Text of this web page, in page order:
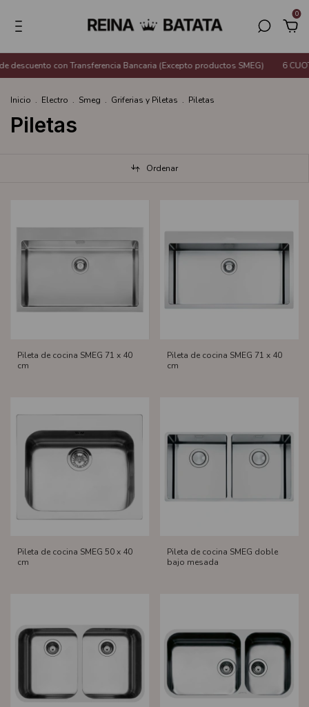
0
descuento con Transferencia Bancaria (Excepto productos SMEG) 6
Inicio . Electro . Smeg . Griferias y Piletas . Piletas
Piletas
Ordenar
Pileta de cocina SMEG 71 x 40
cm
Pileta de cocina SMEG 71 x 40
cm
Pileta de cocina SMEG 50 x 40
cm
Pileta de cocina SMEG doble
bajo mesada